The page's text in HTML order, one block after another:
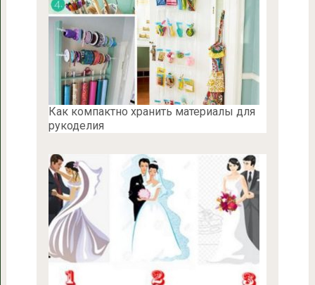
Как компактно хранить материалы для
рукоделия